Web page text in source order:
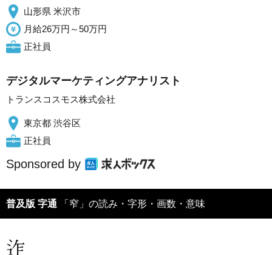
山形県 米沢市
月給26万円～50万円
正社員
デジタルマーケティングアナリスト
トランスコスモス株式会社
東京都 渋谷区
正社員
Sponsored by
普及版 字通 「窄」の読み・字形・画数・意味